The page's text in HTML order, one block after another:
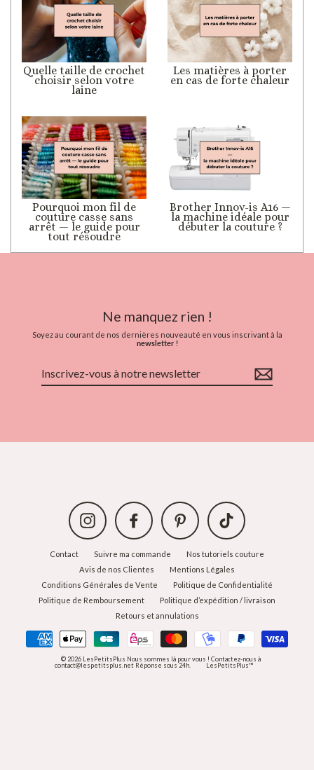
Quelle taille de crochet
choisir selon votre
laine
Les matières à porter
en cas de forte chaleur
Pourquoi mon fil de
couture casse sans
arrêt — le guide pour
tout résoudre
Brother Innov-is A16 —
la machine idéale pour
débuter la couture ?
Ne manquez rien !
Soyez au courant de nos dernières nouveauté en vous inscrivant à la
newsletter !
Instagram Facebook Pinterest TikTok
Contact Suivre ma commande
Nos tutoriels couture
Avis de nos Clientes
Mentions Légales
Conditions Générales de Vente
Politique de Confidentialité
Politique de Remboursement
Politique d’expédition / livraison
Retours et annulations
© 2026 LesPetitsPlus Nous sommes là pour vous ! Contactez-nous à
contact@lespetitsplus.net Réponse sous 24h.
LesPetitsPlus™